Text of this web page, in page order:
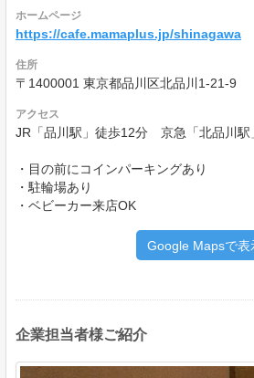
ホームページ
https://cafe.mamaplus.jp/shinagawa
住所
〒1400001 東京都品川区北品川1-21-9
アクセス
JR「品川駅」徒歩12分 京急「北品川駅
・目の前にコインパーキングあり
・駐輪場あり
・ベビーカー来店OK
Google Mapsで表
企業担当者様ご紹介